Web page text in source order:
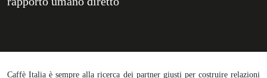
Caffè Italia è sempre alla ricerca dei partner giusti per costruire relazioni